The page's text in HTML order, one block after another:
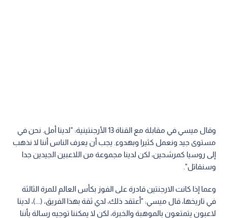
وقال ميسي في مقابلة مع القناة 13 الأرجنتينية: "لدينا أمل. نحن في
مستوى جيد ونعمل كثيرا وبهدوء. يجب أن يعرف الناس أننا لا نذهب
إلى روسيا كمرشحين، لكن لدينا مجموعة من اللاعبين الجيدين جدا
وسنقاتل".
وعما إذا كانت الارجنتين قادرة على الفوز بكأس العالم للمرة الثالثة
في تاريخها، قال ميسي: "أعتقد ذلك، لدي ثقة بهذا الفريق، (...)، لدينا
لاعبون يتمتعون بالموهبة والخبرة، لكن لا يمكننا توجيه رسالة بأننا